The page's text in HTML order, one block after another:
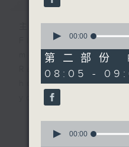
First Notes
morning,
Radio 4.
hours, this
you directly
arts insiders.
seconds
55
minutes,
9
seconds
00:00
第二部份
08:05 -
seconds
00:00